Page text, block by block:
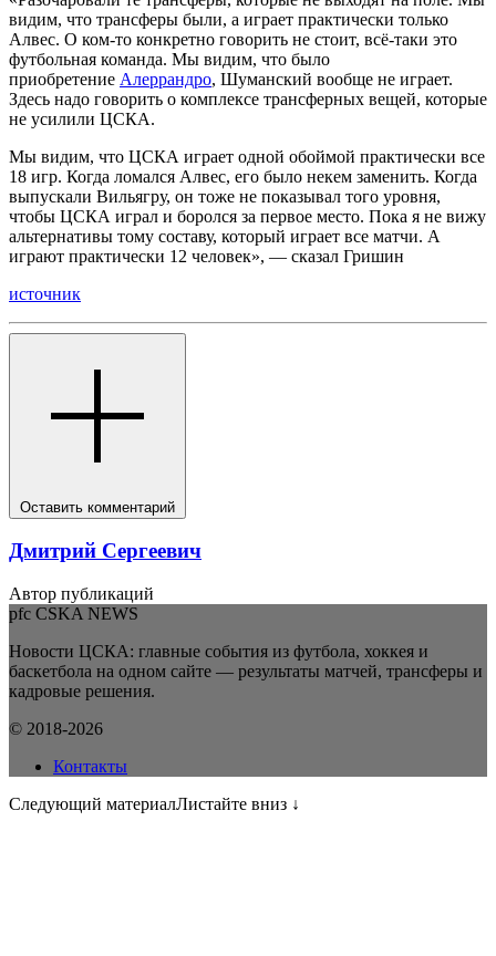
видим, что трансферы были, а играет практически только
Алвес. О ком-то конкретно говорить не стоит, всё-таки это
футбольная команда. Мы видим, что было
приобретение Алеррандро, Шуманский вообще не играет.
Здесь надо говорить о комплексе трансферных вещей, которые
не усилили ЦСКА.
Мы видим, что ЦСКА играет одной обоймой практически все
18 игр. Когда ломался Алвес, его было некем заменить. Когда
выпускали Вильягру, он тоже не показывал того уровня,
чтобы ЦСКА играл и боролся за первое место. Пока я не вижу
альтернативы тому составу, который играет все матчи. А
играют практически 12 человек», — сказал Гришин
источник
Оставить комментарий
Дмитрий Сергеевич
Автор публикаций
pfc CSKA NEWS
Новости ЦСКА: главные события из футбола, хоккея и
баскетбола на одном сайте — результаты матчей, трансферы и
кадровые решения.
© 2018-2026
Контакты
Следующий материалЛистайте вниз ↓